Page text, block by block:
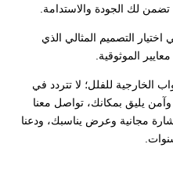
لك الجودة والاستدامة.
التصميم المثالي الذي
الموثوقية.
الخارجية للفلل​​​​؛ لا تتردد في
يليق بمكانك، تواصل معنا
مجانية وعرض يناسبك، ودعنا